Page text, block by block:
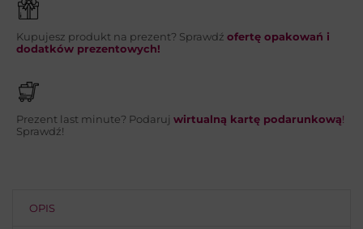
WYŚLIJ
Kupujesz produkt na prezent? Sprawdź ofertę opakowań i
dodatków prezentowych!
Prezent last minute? Podaruj wirtualną kartę podarunkową!
Sprawdź!
OPIS